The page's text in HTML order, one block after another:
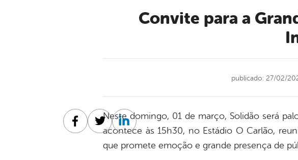
Convite para a Grande Final da I Copa dos Campeões
publicado: 27/02/
Neste domingo, 01 de março, Solidão será
acontece às 15h30, no Estádio O Carlão,
que promete emoção e grande presença de
Facebook
TwitterLinkedin